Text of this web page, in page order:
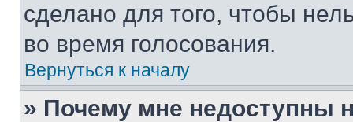
сделано для того, чтобы
во время голосования.
Вернуться к началу
» Почему мне недоступны